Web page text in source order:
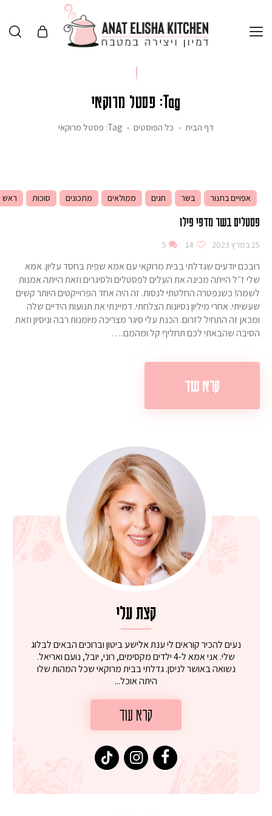
Tag: פסטל מרוקאי
דף הבית כל הפוסטים Tag: פסטל מרוקאי
אפויים בתנור בשר חגים ממולאים מתכונים סוכות ראש
פסטלים בשר מדפי פילו
25 במרץ 2023 14
5
רובכם יודעים שגדלתי בבית מרוקאי עם אמא שפית בחסד עליון. אמא
שלי ז״ל הייתה מכינה את העלים לפסטלים ולסיגרים וזאת הייתה אמנות
לשמה! כשנפטרה החלטתי לנסות. זה היה אחד הפרוייקטים היותר קשים
שעשיתי. אחרי מיליון נסיונות הצלחתי. דמיינתי את תנועות הידיים שלה
ומכאן זה התחיל לזרום. הכנת עלי סיגר מצריכה מיומנות רבה וניסיון וזאת
הסיבה שהבאתי לכם תחליף קל ומהמם.…
קרא עוד
קצת עלי
נעים להכיר קוראים לי ענת אלישע ביטון וברוכים הבאים לבלוג
שלי. אני אמא ל-4 ילדים מקסימים, רוני, יובל, נועם ואריאל.
נשואה באושר לניסן. גדלתי בבית מרוקאי שכל המהות שלו
היתה אוכל...
קרא עוד